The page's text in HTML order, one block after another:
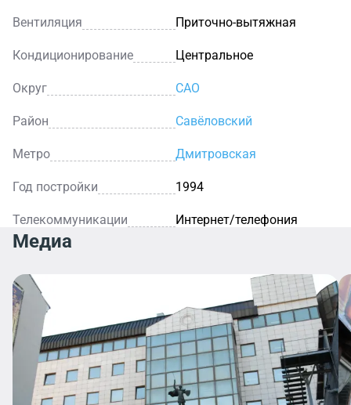
Вентиляция Приточно-вытяжная
Кондиционирование Центральное
Округ САО
Район Савёловский
Метро Дмитровская
Год постройки 1994
Телекоммуникации Интернет/телефония
Медиа